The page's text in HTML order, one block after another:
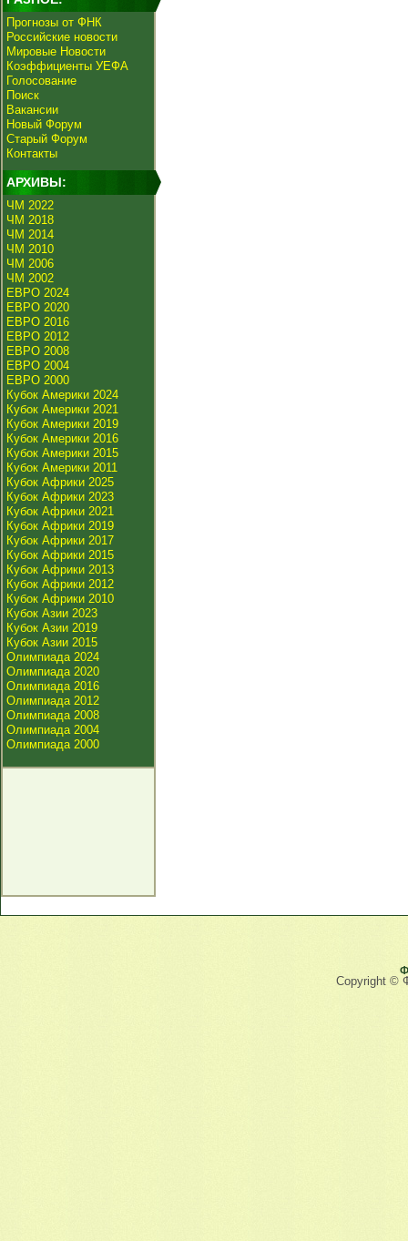
Прогнозы от ФНК
Российские новости
Мировые Новости
Коэффициенты УЕФА
Голосование
Поиск
Вакансии
Новый Форум
Старый Форум
Контакты
АРХИВЫ:
ЧМ 2022
ЧМ 2018
ЧМ 2014
ЧМ 2010
ЧМ 2006
ЧМ 2002
ЕВРО 2024
ЕВРО 2020
ЕВРО 2016
ЕВРО 2012
ЕВРО 2008
ЕВРО 2004
ЕВРО 2000
Кубок Америки 2024
Кубок Америки 2021
Кубок Америки 2019
Кубок Америки 2016
Кубок Америки 2015
Кубок Америки 2011
Кубок Африки 2025
Кубок Африки 2023
Кубок Африки 2021
Кубок Африки 2019
Кубок Африки 2017
Кубок Африки 2015
Кубок Африки 2013
Кубок Африки 2012
Кубок Африки 2010
Кубок Азии 2023
Кубок Азии 2019
Кубок Азии 2015
Олимпиада 2024
Олимпиада 2020
Олимпиада 2016
Олимпиада 2012
Олимпиада 2008
Олимпиада 2004
Олимпиада 2000
Copyright ©